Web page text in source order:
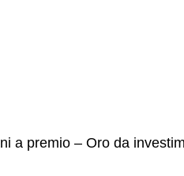
a premio – Oro da